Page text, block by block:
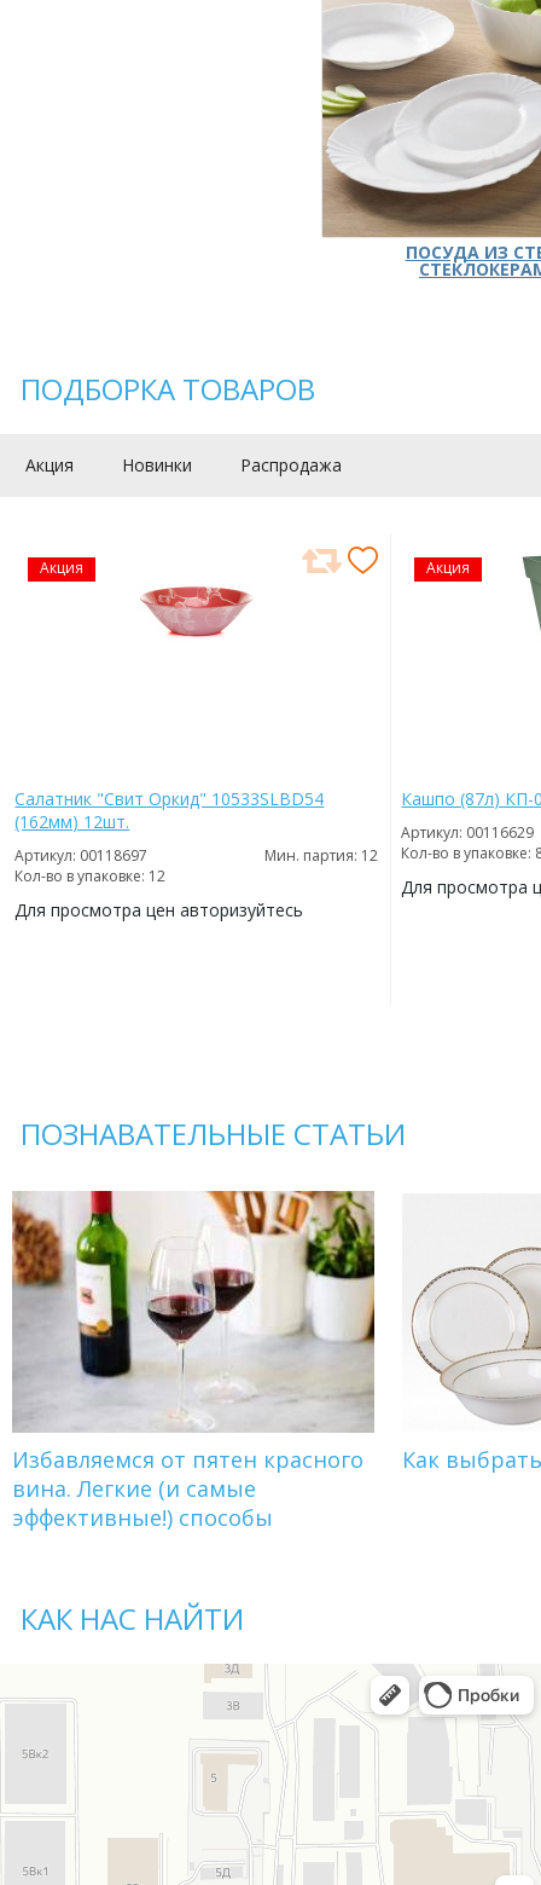
ПОСУДА ИЗ
ПОДБОРКА ТОВАРОВ
Акция Новинки Распродажа
Акция
Салатник "Свит Оркид" 10533SLBD54
(162мм) 12шт.
Артикул: 00118697
Мин. партия: 12
Кол-во в упаковке: 12
Для просмотра цен авторизуйтесь
Акция
Кашпо (87л) КП-
Артикул: 00116629
Кол-во в упаковке:
Для просмотра
ПОЗНАВАТЕЛЬНЫЕ СТАТЬИ
Избавляемся от пятен красного
вина. Легкие (и самые
эффективные!) способы
Как
КАК НАС НАЙТИ